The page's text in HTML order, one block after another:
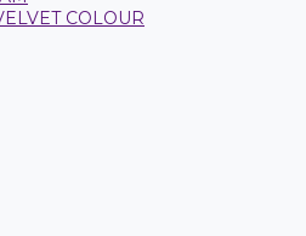
COLOUR